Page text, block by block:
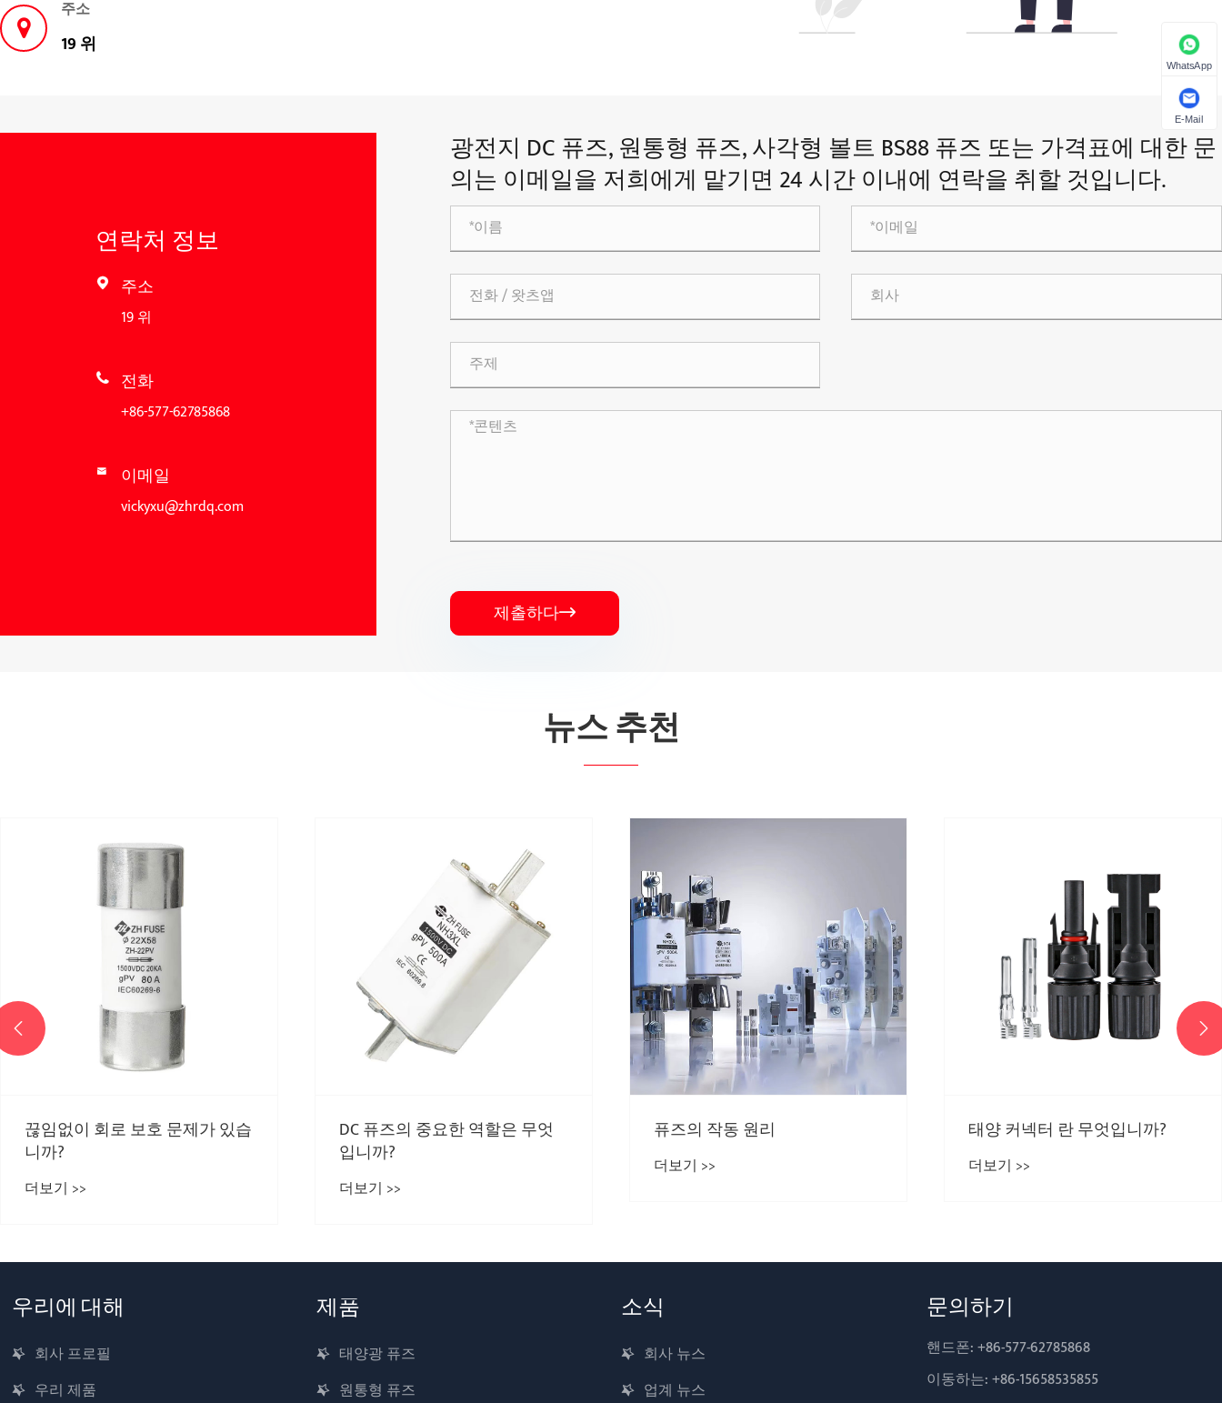
주소
19 위
연락처 정보
 주소
19 위
 전화
+86-577-62785868
 이메일
vickyxu@zhrdq.com
광전지 DC 퓨즈, 원통형 퓨즈, 사각형 볼트 BS88 퓨즈 또는 가격표에 대한 문
의는 이메일을 저희에게 맡기면 24 시간 이내에 연락을 취할 것입니다.
제출하다
뉴스 추천
끊임없이 회로 보호 문제가 있습
니까?
더보기 >>
DC 퓨즈의 중요한 역할은 무엇
입니까?
더보기 >>
퓨즈의 작동 원리
더보기 >>
태양 커넥터 란 무엇입니까?
더보기 >>
 
우리에 대해
회사 프로필
우리 제품
제품
태양광 퓨즈
원통형 퓨즈
소식
회사 뉴스
업계 뉴스
문의하기
핸드폰:+86-577-62785868
이동하는:+86-15658535855
WhatsApp
E-Mail